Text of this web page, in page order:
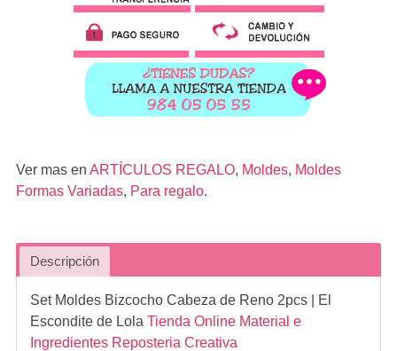
Ver mas en ARTÍCULOS REGALO, Moldes, Moldes
Formas Variadas, Para regalo.
Descripción
Set Moldes Bizcocho Cabeza de Reno 2pcs| El
Escondite de Lola Tienda Online Material e
Ingredientes Reposteria Creativa